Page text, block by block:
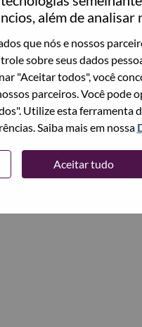
além de analisar
que nós e nossos
sobre seus dados
"Aceitar todos", você
parceiros. Você pode
Utilize esta ferramenta
Saiba mais em nossa
Aceitar tudo